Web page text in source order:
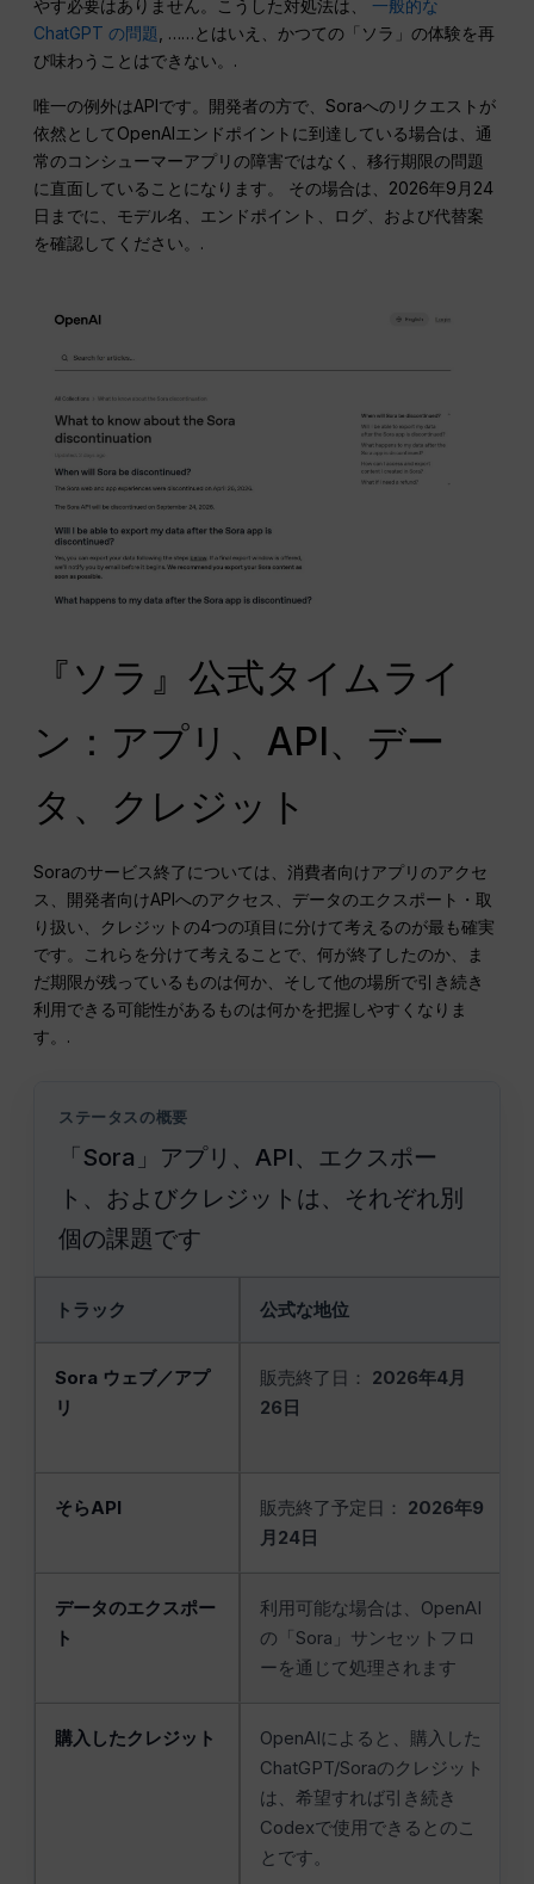
やす必要はありません。こうした対処法は、一般的な
ChatGPT の問題
, ……とはいえ、かつての「ソラ」の体験を再
び味わうことはできない。.
唯一の例外はAPIです。開発者の方で、Soraへのリクエストが
依然としてOpenAIエンドポイントに到達している場合は、通
常のコンシューマーアプリの障害ではなく、移行期限の問題
に直面していることになります。 その場合は、2026年9月24
日までに、モデル名、エンドポイント、ログ、および代替案
を確認してください。.
『ソラ』公式タイムライ
ン：アプリ、API、デー
タ、クレジット
Soraのサービス終了については、消費者向けアプリのアクセ
ス、開発者向けAPIへのアクセス、データのエクスポート・取
り扱い、クレジットの4つの項目に分けて考えるのが最も確実
です。これらを分けて考えることで、何が終了したのか、ま
だ期限が残っているものは何か、そして他の場所で引き続き
利用できる可能性があるものは何かを把握しやすくなりま
す。.
ステータスの概要
「Sora」アプリ、API、エクスポー
ト、およびクレジットは、それぞれ別
個の課題です
トラック 公式な地位
Sora ウェブ／アプ
リ
販売終了日： 2026年4月
26日
そらAPI 販売終了予定日： 2026年9
月24日
データのエクスポー
ト
利用可能な場合は、OpenAI
の「Sora」サンセットフロ
ーを通じて処理されます
購入したクレジット
OpenAIによると、購入した
ChatGPT/Soraのクレジット
は、希望すれば引き続き
Codexで使用できるとのこ
とです。